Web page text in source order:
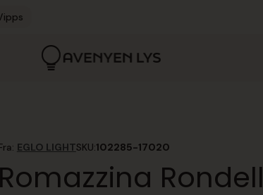
EGLO LIGHTSKU:102285-17020
Romazzina Rondell